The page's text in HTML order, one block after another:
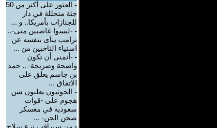
-
العثور على أكثر من 50
جثة متحللة في دار
للجنازات بأمريكا.. و ...
- -ليسوا غاضبين مني-..
ترامب ينأى بنفسه عن
استياء الناخبين من ...
- -أتمنى أن تكون
واضحة وصريحة- .. حمد
بن جاسم يعلق على
الاتفاق ...
- الحوثيون يعلنون شن
هجوم على -قوات
سعودية في معسكر
صحن الجن- ...
- من سيراقب نزع سلاح